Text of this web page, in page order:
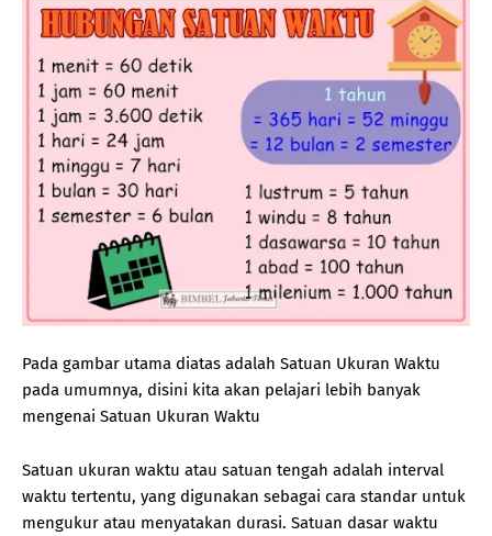
Pada gambar utama diatas adalah Satuan Ukuran Waktu
pada umumnya, disini kita akan pelajari lebih banyak
mengenai Satuan Ukuran Waktu
Satuan ukuran waktu atau satuan tengah adalah interval
waktu tertentu, yang digunakan sebagai cara standar untuk
mengukur atau menyatakan durasi. Satuan dasar waktu